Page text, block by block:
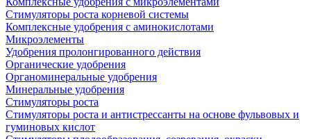
Стимуляторы роста корневой системы
Комплексные удобрения с аминокислотами
Микроэлементы
Удобрения пролонгированного действия
Органические удобрения
Органоминеральные удобрения
Минеральные удобрения
Стимуляторы роста
Стимуляторы роста и антистрессанты на основе фульвовых и
гуминовых кислот